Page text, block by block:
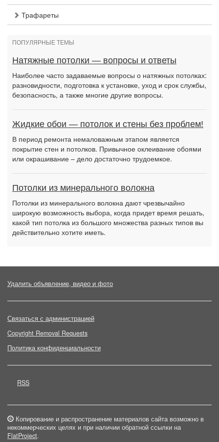
Трафареты
ПОПУЛЯРНЫЕ ТЕМЫ
Натяжные потолки — вопросы и ответы
Наиболее часто задаваемые вопросы о натяжных потолках:
разновидности, подготовка к установке, уход и срок службы,
безопасность, а также многие другие вопросы.
Жидкие обои — потолок и стены без проблем!
В период ремонта немаловажным этапом является
покрытие стен и потолков. Привычное оклеивание обоями
или окрашивание – дело достаточно трудоемкое.
Потолки из минерального волокна
Потолки из минерального волокна дают чрезвычайно
широкую возможность выбора, когда придет время решать,
какой тип потолка из большого множества разных типов вы
действительно хотите иметь.
Удалить объявление, видео и фото
Связаться с администрацией
Copyright Removal Requests
Политика конфиденциальности
RSS
Копирование и распространение материалов сайта возможно в
некоммерческих целях и при наличии обратной ссылки на
FlatProject.